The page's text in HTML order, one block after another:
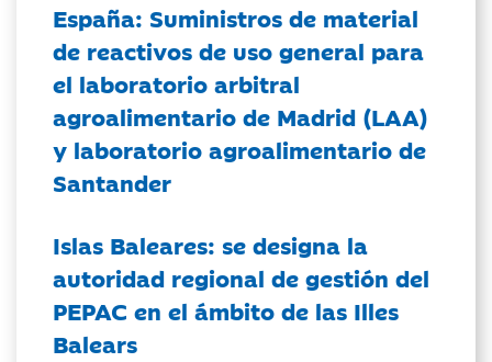
España: Suministros de material
de reactivos de uso general para
el laboratorio arbitral
agroalimentario de Madrid (LAA)
y laboratorio agroalimentario de
Santander
Islas Baleares: se designa la
autoridad regional de gestión del
PEPAC en el ámbito de las Illes
Balears